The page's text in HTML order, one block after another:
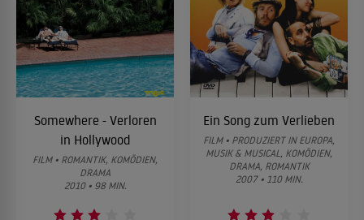
Somewhere - Verloren
in Hollywood
FILM • ROMANTIK, KOMÖDIEN,
DRAMA
2010 • 98 MIN.
Ein Song zum Verlieben
FILM • PRODUZIERT IN EUROPA,
MUSIK & MUSICAL, KOMÖDIEN,
DRAMA, ROMANTIK
2007 • 110 MIN.